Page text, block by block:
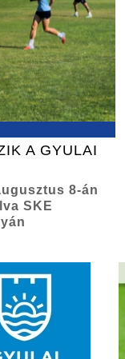
A GYULAI
8-án
SKE